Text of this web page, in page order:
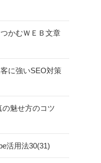
かむＷＥＢ文章
に強いSEO対策
魅せ方のコツ
活用法30 31